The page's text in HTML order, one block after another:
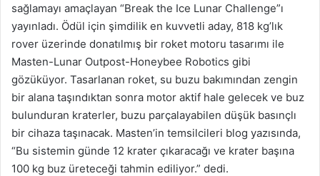
sağlamayı amaçlayan “Break the Ice Lunar Challenge”ı
yayınladı. Ödül için şimdilik en kuvvetli aday, 818 kg’lık
rover üzerinde donatılmış bir roket motoru tasarımı ile
Masten-Lunar Outpost-Honeybee Robotics gibi
gözüküyor. Tasarlanan roket, su buzu bakımından zengin
bir alana taşındıktan sonra motor aktif hale gelecek ve buz
bulunduran kraterler, buzu parçalayabilen düşük basınçlı
bir cihaza taşınacak. Masten’in temsilcileri blog yazısında,
“Bu sistemin günde 12 krater çıkaracağı ve krater başına
100 kg buz üreteceği tahmin ediliyor.” dedi.